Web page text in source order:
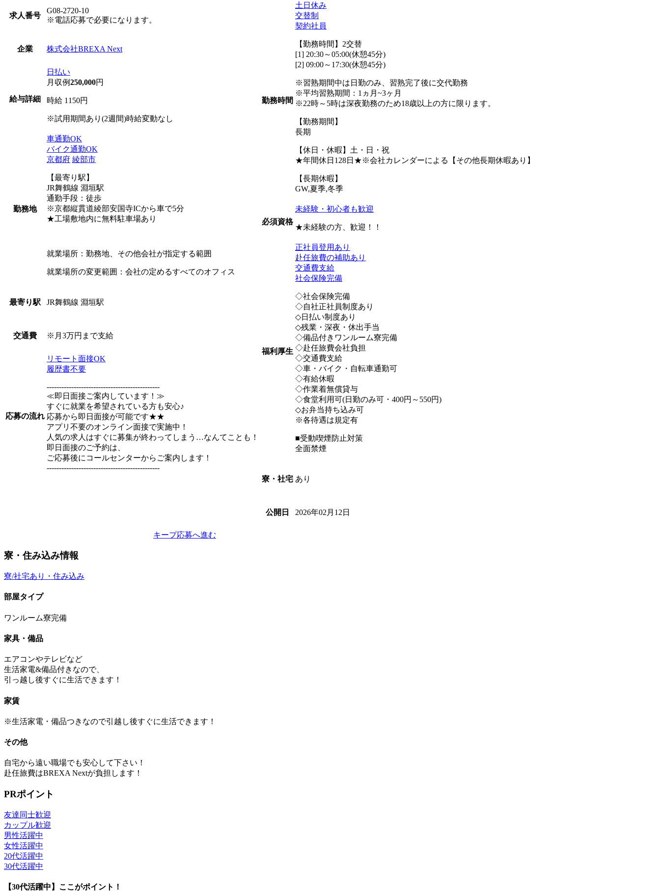
求人番号
G08-2720-10
※電話応募で必要になります。
企業 株式会社BREXA Next
給与詳細
日払い
月収例250,000円
時給 1150円
※試用期間あり(2週間)時給変動なし
勤務地
車通勤OK
バイク通勤OK
京都府 綾部市
【最寄り駅】
JR舞鶴線 淵垣駅
通勤手段：徒歩
※京都縦貫道綾部安国寺ICから車で5分
★工場敷地内に無料駐車場あり
就業場所：勤務地、その他会社が指定する範囲
就業場所の変更範囲：会社の定めるすべてのオフィス
最寄り駅 JR舞鶴線 淵垣駅
交通費 ※月3万円まで支給
応募の流れ
リモート面接OK
履歴書不要
----------------------------------------------
≪即日面接ご案内しています！≫
すぐに就業を希望されている方も安心♪
応募から即日面接が可能です★★
アプリ不要のオンライン面接で実施中！
人気の求人はすぐに募集が終わってしまう…なんてことも！
即日面接のご予約は、
ご応募後にコールセンターからご案内します！
----------------------------------------------
勤務時間
土日休み
交替制
契約社員
【勤務時間】2交替
[1] 20:30～05:00(休憩45分)
[2] 09:00～17:30(休憩45分)
※習熟期間中は日勤のみ、習熟完了後に交代勤務
※平均習熟期間：1ヵ月~3ヶ月
※22時～5時は深夜勤務のため18歳以上の方に限ります。
【勤務期間】
長期
【休日・休暇】土・日・祝
★年間休日128日★※会社カレンダーによる【その他長期休暇あり】
【長期休暇】
GW,夏季,冬季
必須資格
未経験・初心者も歓迎
★未経験の方、歓迎！！
福利厚生
正社員登用あり
赴任旅費の補助あり
交通費支給
社会保険完備
◇社会保険完備
◇自社正社員制度あり
◇日払い制度あり
◇残業・深夜・休出手当
◇備品付きワンルーム寮完備
◇赴任旅費会社負担
◇交通費支給
◇車・バイク・自転車通勤可
◇有給休暇
◇作業着無償貸与
◇食堂利用可(日勤のみ可・400円～550円)
◇お弁当持ち込み可
※各待遇は規定有
■受動喫煙防止対策
全面禁煙
寮・社宅 あり
公開日 2026年02月12日
キープ応募へ進む
寮・住み込み情報
寮/社宅あり・住み込み
部屋タイプ
ワンルーム寮完備
家具・備品
エアコンやテレビなど
生活家電&備品付きなので、
引っ越し後すぐに生活できます！
家賃
※生活家電・備品つきなので引越し後すぐに生活できます！
その他
自宅から遠い職場でも安心して下さい！
赴任旅費はBREXA Nextが負担します！
PRポイント
友達同士歓迎
カップル歓迎
男性活躍中
女性活躍中
20代活躍中
30代活躍中
【30代活躍中】ここがポイント！